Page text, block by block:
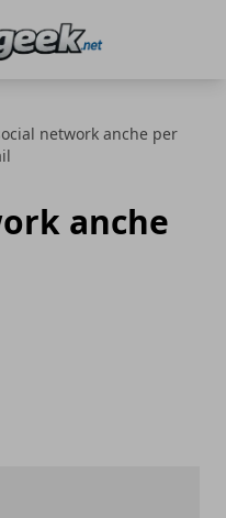
network anche per
anche